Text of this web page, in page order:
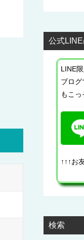
公式LINE
LINE
ブロ
もこ
↑↑↑お
検索